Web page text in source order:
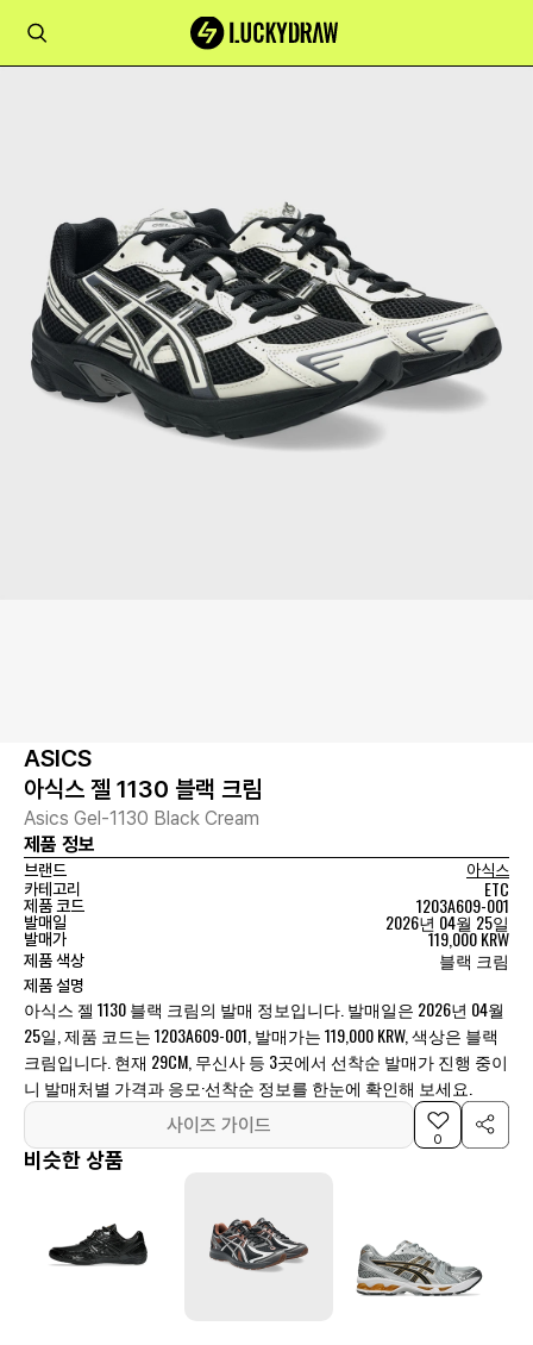
ASICS
아식스 젤 1130 블랙 크림
Asics Gel-1130 Black Cream
제품 정보
브랜드
아식스
카테고리
ETC
제품 코드 1203A609-001
발매일 2026년 04월 25일
발매가 119,000 KRW
제품 색상 블랙 크림
제품 설명
아식스 젤 1130 블랙 크림의 발매 정보입니다. 발매일은 2026년 04월
25일, 제품 코드는 1203A609-001, 발매가는 119,000 KRW, 색상은 블랙
크림입니다. 현재 29CM, 무신사 등 3곳에서 선착순 발매가 진행 중이
니 발매처별 가격과 응모·선착순 정보를 한눈에 확인해 보세요.
사이즈 가이드
0
비슷한 상품